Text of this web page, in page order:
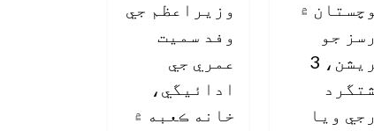
۾
جو
آپريشن، 3
ويا
وزيراعظم جي
وفد سميت
عمري جي
ادائيگي،
خانه ڪعبه ۾